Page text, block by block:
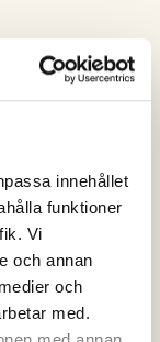
innehållet
funktioner
Vi
och annan
och
med.